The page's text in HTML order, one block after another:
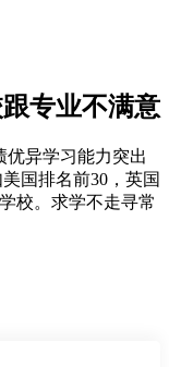
专业不满意
优异学习能力突出
国排名前30，英国
校。求学不走寻常